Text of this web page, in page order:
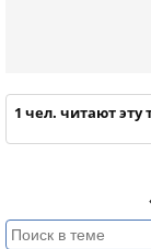
1 чел. читают эту